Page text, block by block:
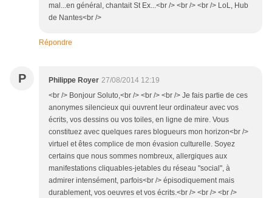
mal...en général, chantait St Ex...<br /> <br /> <br /> LoL, Hub
de Nantes<br />
Répondre
P Philippe Royer 27/08/2014 12:19
<br /> Bonjour Soluto,<br /> <br /> <br /> Je fais partie de ces
anonymes silencieux qui ouvrent leur ordinateur avec vos
écrits, vos dessins ou vos toiles, en ligne de mire. Vous
constituez avec quelques rares blogueurs mon horizon<br />
virtuel et êtes complice de mon évasion culturelle. Soyez
certains que nous sommes nombreux, allergiques aux
manifestations cliquables-jetables du réseau "social", à
admirer intensément, parfois<br /> épisodiquement mais
durablement, vos oeuvres et vos écrits.<br /> <br /> <br />